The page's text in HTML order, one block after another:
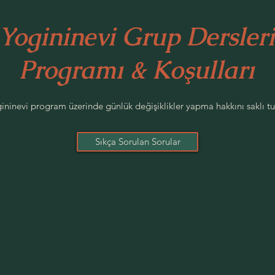
Grup Dersleri
Programı & Koşulları
program üzerinde günlük değişiklikler yapma hakkını saklı
Sıkça Sorulan Sorular